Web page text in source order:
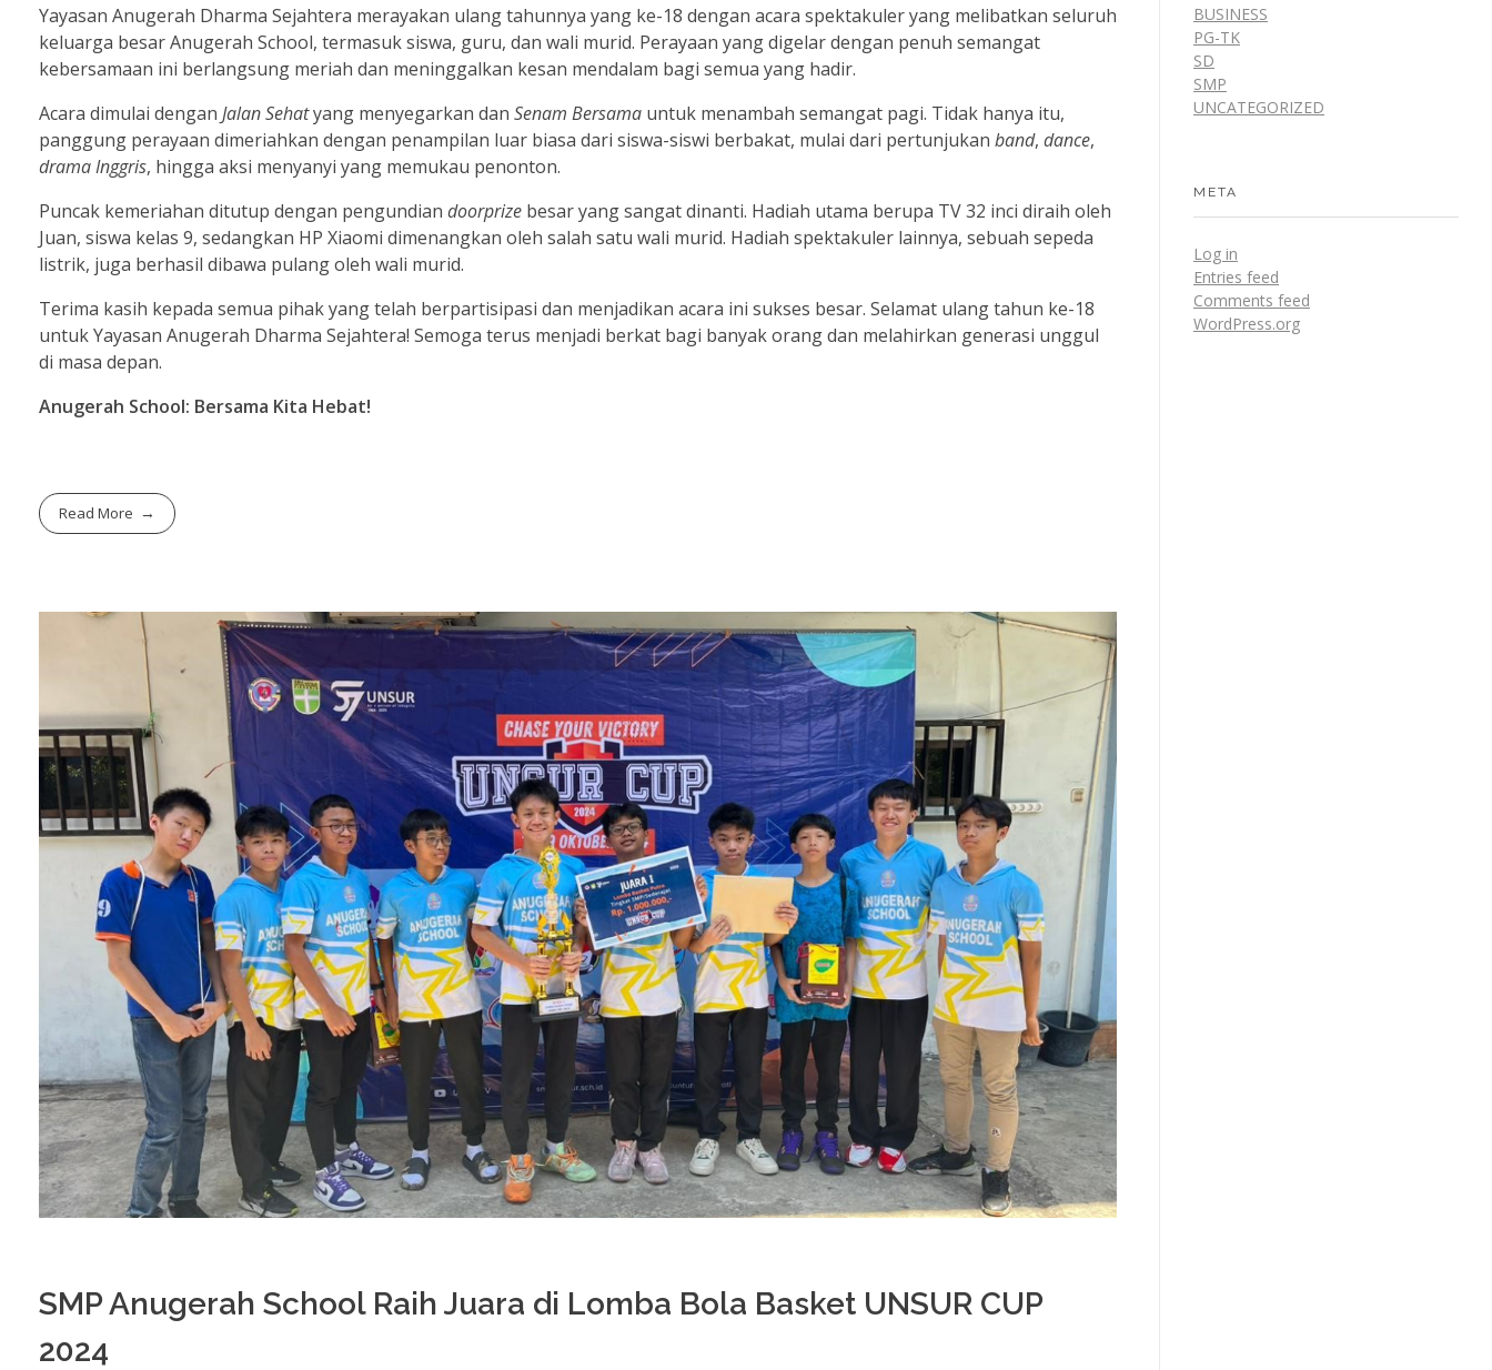
Yayasan Anugerah Dharma Sejahtera merayakan ulang tahunnya yang ke-18 dengan acara spektakuler yang melibatkan seluruh
keluarga besar Anugerah School, termasuk siswa, guru, dan wali murid. Perayaan yang digelar dengan penuh semangat
kebersamaan ini berlangsung meriah dan meninggalkan kesan mendalam bagi semua yang hadir.
Acara dimulai dengan Jalan Sehatyang menyegarkan dan Senam Bersama untuk menambah semangat pagi. Tidak hanya itu,
panggung perayaan dimeriahkan dengan penampilan luar biasa dari siswa-siswi berbakat, mulai dari pertunjukan band, dance,
drama Inggris, hingga aksi menyanyi yang memukau penonton.
Puncak kemeriahan ditutup dengan pengundian doorprize besar yang sangat dinanti. Hadiah utama berupa TV 32 inci diraih oleh
Juan, siswa kelas 9, sedangkan HP Xiaomi dimenangkan oleh salah satu wali murid. Hadiah spektakuler lainnya, sebuah sepeda
listrik, juga berhasil dibawa pulang oleh wali murid.
Terima kasih kepada semua pihak yang telah berpartisipasi dan menjadikan acara ini sukses besar. Selamat ulang tahun ke-18
untuk Yayasan Anugerah Dharma Sejahtera! Semoga terus menjadi berkat bagi banyak orang dan melahirkan generasi unggul
di masa depan.
Anugerah School: Bersama Kita Hebat!
Read More
SMP Anugerah School Raih Juara di Lomba Bola Basket UNSUR CUP
2024
BUSINESS
PG-TK
SD
SMP
UNCATEGORIZED
META
Log in
Entries feed
Comments feed
WordPress.org